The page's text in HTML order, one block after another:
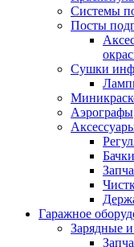
Системы
Посты
Сушки
Аэрографы
Гаражное
Зарядные и